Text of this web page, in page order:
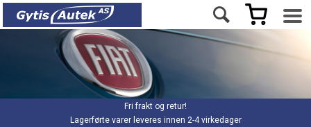
Fri frakt og retur!
Lagerførte varer leveres innen 2-4 virkedager